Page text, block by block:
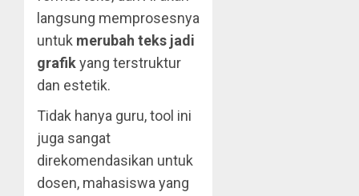
langsung memprosesnya
untuk merubah teks jadi
grafikyang terstruktur
dan estetik.
Tidak hanya guru, tool ini
juga sangat
direkomendasikan untuk
dosen, mahasiswa yang